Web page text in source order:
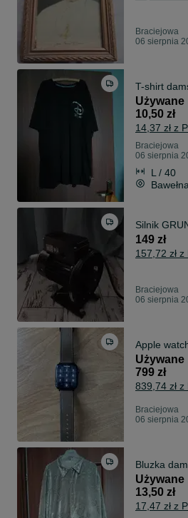
Braciejowa
06 sierpnia
T-shirt
Używane
10,50 zł
14,37 zł z
Braciejowa
06 sierpnia
L / 40
Bawełna
Silnik
149 zł
157,72 zł
Braciejowa
06 sierpnia
Apple
Używane
799 zł
839,74 zł
Braciejowa
06 sierpnia
Bluzka
Używane
13,50 zł
17,47 zł z